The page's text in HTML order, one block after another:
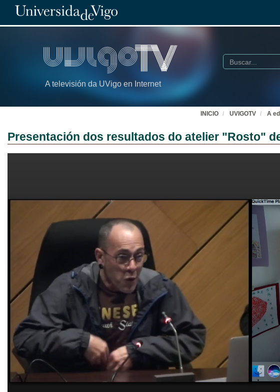
A televisión da UVigo en Internet
Buscar
INICIO UVIGOTV A
Presentación dos resultados do atelier "Rosto"